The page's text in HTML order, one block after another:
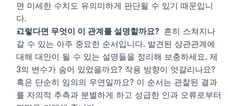
면 미세한 수치도 유의미하게 판단될 수 있기 때문입니
다.
그렇다면 무엇이 이 관계를 설명할까요? 흔히 스쳐지나
갈 수 있는 아주 중요한 순서입니다. 발견된 상관관계에
대해 대안이 될 수 있는 설명들을 정리해 보충하세요. 제
3의 변수가 숨어 있었을까요? 작용 방향이 엇갈리나요?
혹은 단순히 임의의 우연일까요? 이 순서는 관찰된 결과
를 자의적 추측과 분별하게 하고 성급한 인과 오류로부터